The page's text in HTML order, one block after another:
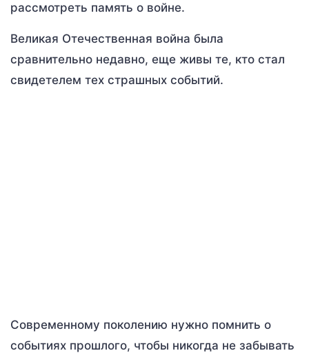
рассмотреть память о войне.
Великая Отечественная война была
сравнительно недавно, еще живы те, кто стал
свидетелем тех страшных событий.
Современному поколению нужно помнить о
событиях прошлого, чтобы никогда не забывать